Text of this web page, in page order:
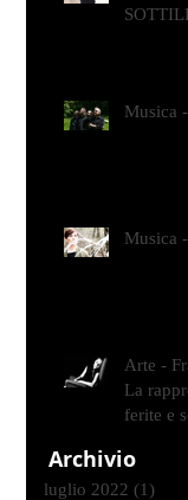
Musica
Musica
Arte -
La
ferite e
Archivio
luglio 2022 (1)